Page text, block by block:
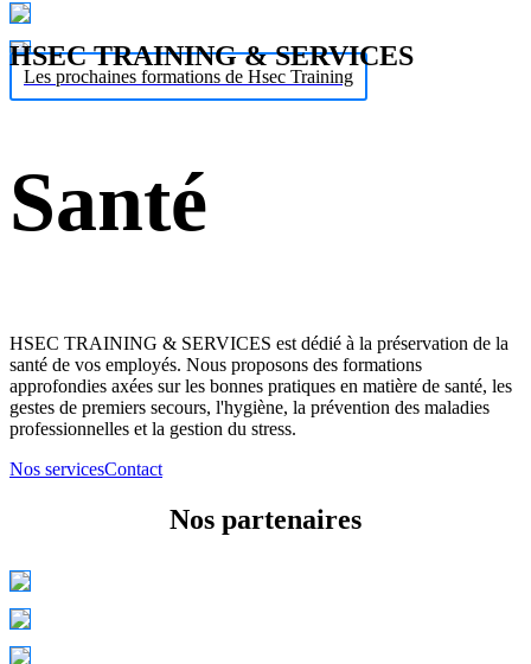
Les prochaines formations de Hsec Training
HSEC TRAINING & SERVICES
Santé
HSEC TRAINING & SERVICES est dédié à la préservation de la
santé de vos employés. Nous proposons des formations
approfondies axées sur les bonnes pratiques en matière de santé, les
gestes de premiers secours, l'hygiène, la prévention des maladies
professionnelles et la gestion du stress.
Nos servicesContact
Nos partenaires